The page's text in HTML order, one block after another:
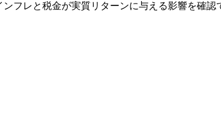
フレと税金が実質リターンに与える影響を確認